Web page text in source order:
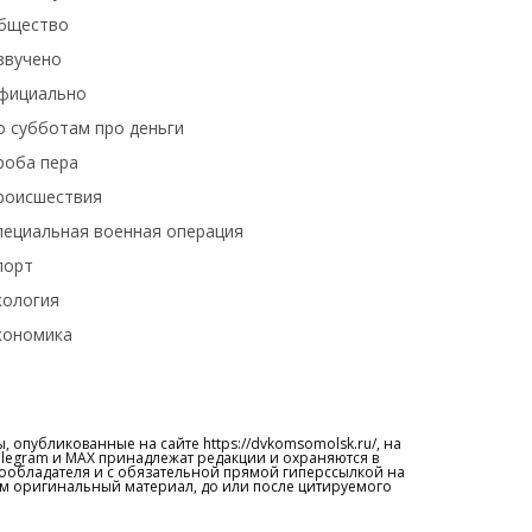
субботам про деньги
пера
военная операция
опубликованные на сайте https://dvkomsomolsk.ru/, на
и МАХ принадлежат редакции и охраняются в
и с обязательной прямой гиперссылкой на
оригинальный материал, до или после цитируемого